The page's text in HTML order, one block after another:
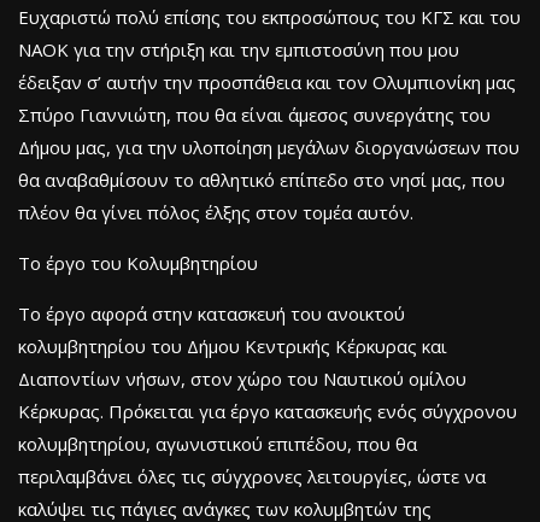
Ευχαριστώ πολύ επίσης του εκπροσώπους του ΚΓΣ και του
ΝΑΟΚ για την στήριξη και την εμπιστοσύνη που μου
έδειξαν σ’ αυτήν την προσπάθεια και τον Ολυμπιονίκη μας
Σπύρο Γιαννιώτη, που θα είναι άμεσος συνεργάτης του
Δήμου μας, για την υλοποίηση μεγάλων διοργανώσεων που
θα αναβαθμίσουν το αθλητικό επίπεδο στο νησί μας, που
πλέον θα γίνει πόλος έλξης στον τομέα αυτόν.
Το έργο του Κολυμβητηρίου
Το έργο αφορά στην κατασκευή του ανοικτού
κολυμβητηρίου του Δήμου Κεντρικής Κέρκυρας και
Διαποντίων νήσων, στον χώρο του Ναυτικού ομίλου
Κέρκυρας. Πρόκειται για έργο κατασκευής ενός σύγχρονου
κολυμβητηρίου, αγωνιστικού επιπέδου, που θα
περιλαμβάνει όλες τις σύγχρονες λειτουργίες, ώστε να
καλύψει τις πάγιες ανάγκες των κολυμβητών της